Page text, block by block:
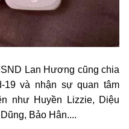
Lan Hương cũng chia
19 và nhận sự quan tâm
như Huyền Lizzie, Diệu
Bảo Hân....